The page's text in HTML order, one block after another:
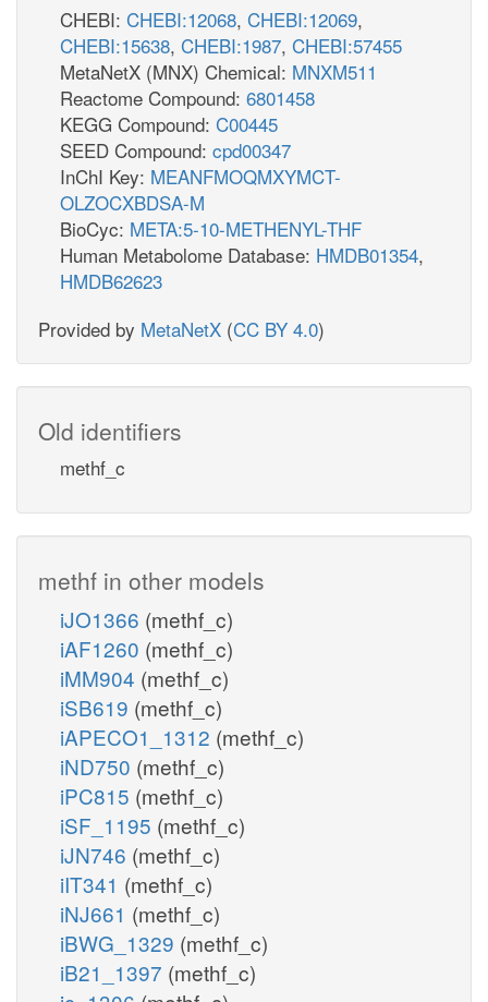
CHEBI: CHEBI:12068, CHEBI:12069,
CHEBI:15638, CHEBI:1987, CHEBI:57455
MetaNetX (MNX) Chemical: MNXM511
Reactome Compound: 6801458
KEGG Compound: C00445
SEED Compound: cpd00347
InChI Key: MEANFMOQMXYMCT-
OLZOCXBDSA-M
BioCyc: META:5-10-METHENYL-THF
Human Metabolome Database: HMDB01354,
HMDB62623
Provided by MetaNetX (CC BY 4.0)
Old identifiers
methf_c
methf in other models
iJO1366 (methf_c)
iAF1260 (methf_c)
iMM904 (methf_c)
iSB619 (methf_c)
iAPECO1_1312 (methf_c)
iND750 (methf_c)
iPC815 (methf_c)
iSF_1195 (methf_c)
iJN746 (methf_c)
iIT341 (methf_c)
iNJ661 (methf_c)
iBWG_1329 (methf_c)
iB21_1397 (methf_c)